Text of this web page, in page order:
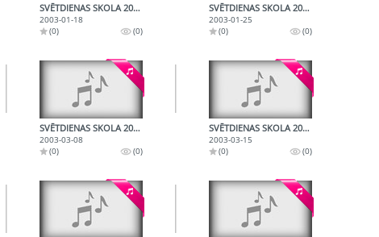
SVĒTDIENAS SKOLA 2003.01.18
2003-01-18
(0)
(0)
SVĒTDIENAS SKOLA 2003.01.25
2003-01-25
(0)
(0)
SVĒTDIENAS SKOLA 2003.03.08.
2003-03-08
(0)
(0)
SVĒTDIENAS SKOLA 2003.03.15.
2003-03-15
(0)
(0)